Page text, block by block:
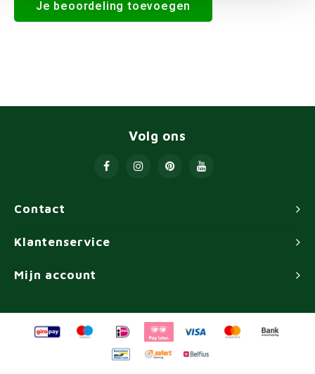
Je beoordeling toevoegen
Contact
Volg ons
Klantenservice
Mijn account